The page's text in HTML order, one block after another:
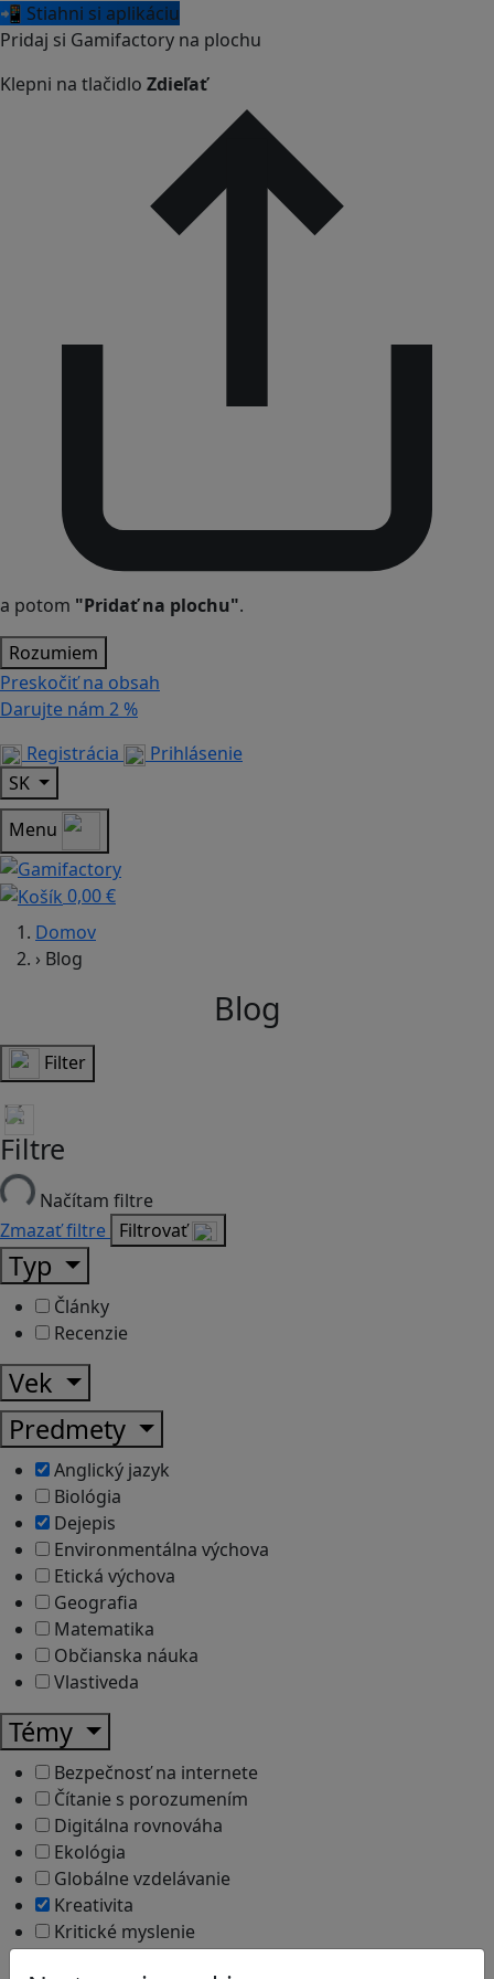
📲 Stiahni si aplikáciu
Pridaj si Gamifactory na plochu
Klepni na tlačidlo Zdieľať
a potom "Pridať na plochu".
Rozumiem
Preskočiť na obsah
Darujte nám 2 %
Registrácia
Prihlásenie
SK
Menu
0,00 €
Domov
› Blog
Blog
Filter
Filtre
Načítam filtre
Zmazať filtre Filtrovať
Typ
Články
Recenzie
Vek
Predmety
Anglický jazyk
Biológia
Dejepis
Environmentálna výchova
Etická výchova
Geografia
Matematika
Občianska náuka
Vlastiveda
Témy
Bezpečnosť na internete
Čítanie s porozumením
Digitálna rovnováha
Ekológia
Globálne vzdelávanie
Kreativita
Kritické myslenie